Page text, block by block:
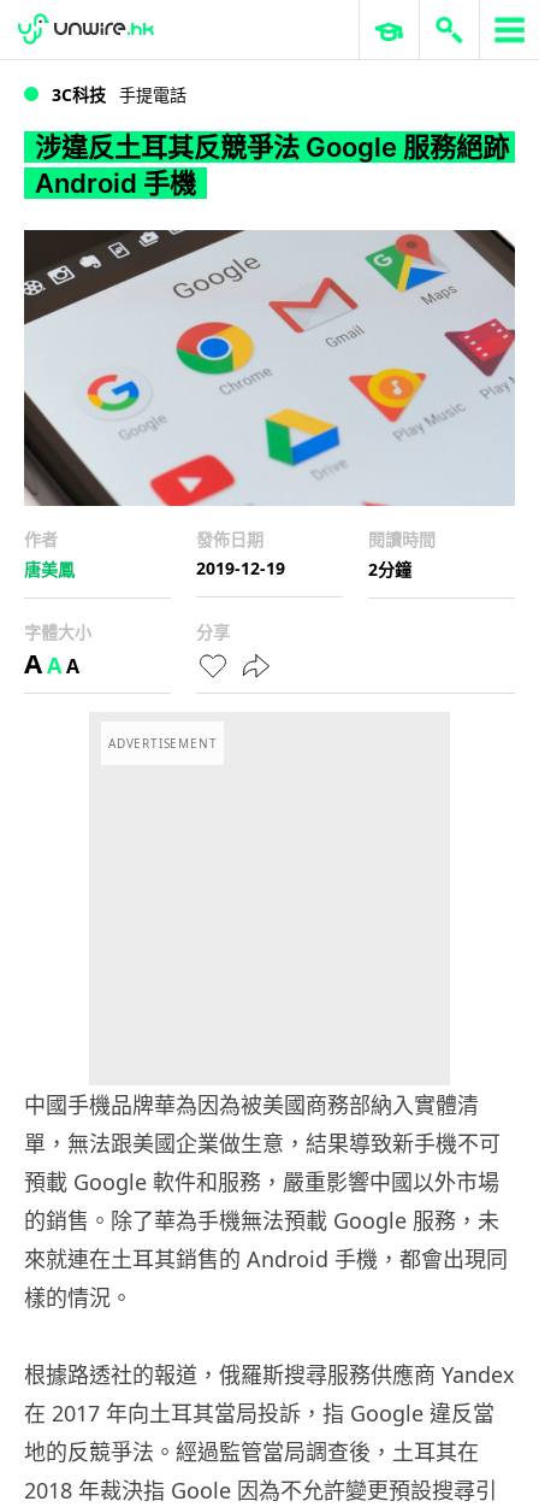
WWDC 2026 ERP 與商業 AI
3C科技 手提電話
涉違反土耳其反競爭法 Google 服務絕跡
Android 手機
作者
唐美鳳
發佈日期
2019-12-19
閱讀時間
2分鐘
字體大小
AAA
分享
ADVERTISEMENT
中國手機品牌華為因為被美國商務部納入實體清
單，無法跟美國企業做生意，結果導致新手機不可
預載 Google 軟件和服務，嚴重影響中國以外市場
的銷售。除了華為手機無法預載 Google 服務，未
來就連在土耳其銷售的 Android 手機，都會出現同
樣的情況。
根據路透社的報道，俄羅斯搜尋服務供應商 Yandex
在 2017 年向土耳其當局投訴，指 Google 違反當
地的反競爭法。經過監管當局調查後，土耳其在
2018 年裁決指 Goole 因為不允許變更預設搜尋引